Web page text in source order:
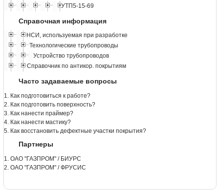
УТП5-15-69
Справочная информация
НСИ, используемая при разработке
Технологические трубопроводы
Устройство трубопроводов
Справочник по антикор. покрытиям
Часто задаваемые вопросы
1. Как подготовиться к работе?
2. Как подготовить поверхность?
3. Как нанести праймер?
4. Как нанести мастику?
5. Как восстановить дефектные участки покрытия?
Партнеры
1. ОАО "ГАЗПРОМ" / БИУРС
2. ОАО "ГАЗПРОМ" / ФРУСИС